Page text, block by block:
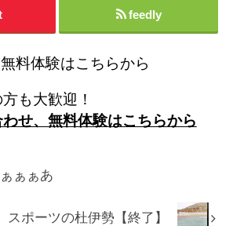
feedly
料体験はこちらから
も大歓迎！
せ、無料体験はこちらから
ぁぁあ
スポーツの杜伊勢【終了】